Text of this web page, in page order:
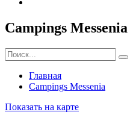
Campings Messenia
Главная
Campings Messenia
Показать на карте